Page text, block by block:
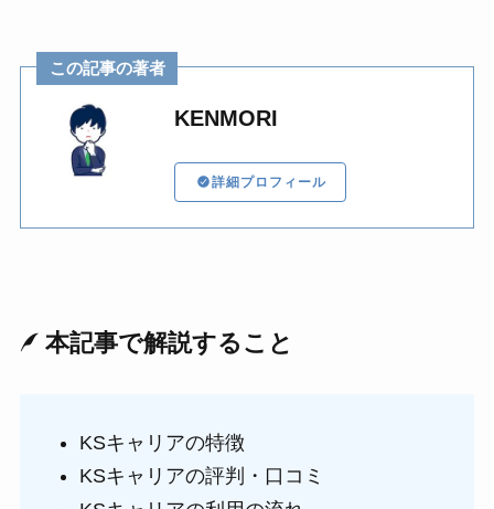
この記事の著者
KENMORI
詳細プロフィール
本記事で解説すること
KSキャリアの特徴
KSキャリアの評判・口コミ